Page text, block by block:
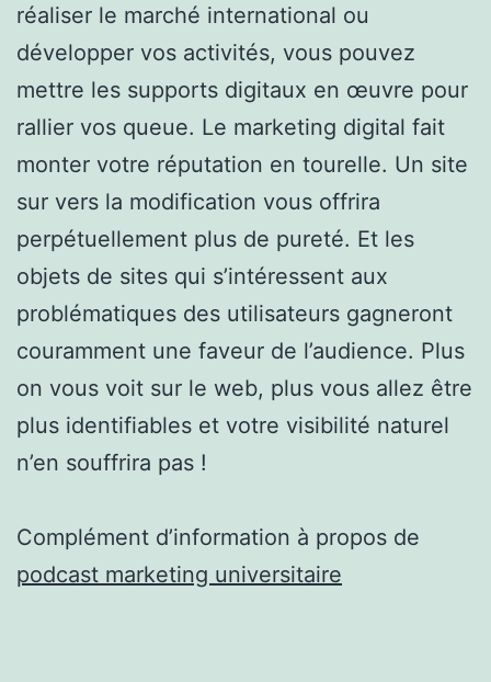
réaliser le marché international ou
développer vos activités, vous pouvez
mettre les supports digitaux en œuvre pour
rallier vos queue. Le marketing digital fait
monter votre réputation en tourelle. Un site
sur vers la modification vous offrira
perpétuellement plus de pureté. Et les
objets de sites qui s’intéressent aux
problématiques des utilisateurs gagneront
couramment une faveur de l’audience. Plus
on vous voit sur le web, plus vous allez être
plus identifiables et votre visibilité naturel
n’en souffrira pas !
Complément d’information à propos de
podcast marketing universitaire